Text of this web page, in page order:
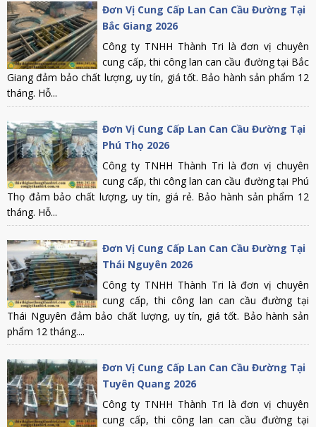
Đơn Vị Cung Cấp Lan Can Cầu Đường Tại
Bắc Giang 2026
Công ty TNHH Thành Tri là đơn vị chuyên
cung cấp, thi công lan can cầu đường tại Bắc
Giang đảm bảo chất lượng, uy tín, giá tốt. Bảo hành sản phẩm 12
tháng. Hỗ...
Đơn Vị Cung Cấp Lan Can Cầu Đường Tại
Phú Thọ 2026
Công ty TNHH Thành Tri là đơn vị chuyên
cung cấp, thi công lan can cầu đường tại Phú
Thọ đảm bảo chất lượng, uy tín, giá rẻ. Bảo hành sản phẩm 12
tháng. Hỗ...
Đơn Vị Cung Cấp Lan Can Cầu Đường Tại
Thái Nguyên 2026
Công ty TNHH Thành Tri là đơn vị chuyên
cung cấp, thi công lan can cầu đường tại
Thái Nguyên đảm bảo chất lượng, uy tín, giá tốt. Bảo hành sản
phẩm 12 tháng....
Đơn Vị Cung Cấp Lan Can Cầu Đường Tại
Tuyên Quang 2026
Công ty TNHH Thành Tri là đơn vị chuyên
cung cấp, thi công lan can cầu đường tại